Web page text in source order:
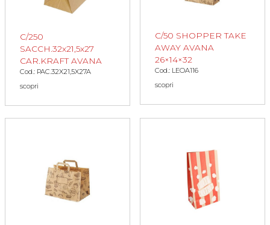
C/250
SACCH.32x21,5x27
CAR.KRAFT AVANA
Cod.: PAC.32X21,5X27A
scopri
C/50 SHOPPER TAKE
AWAY AVANA
26×14×32
Cod.: LEOA116
scopri